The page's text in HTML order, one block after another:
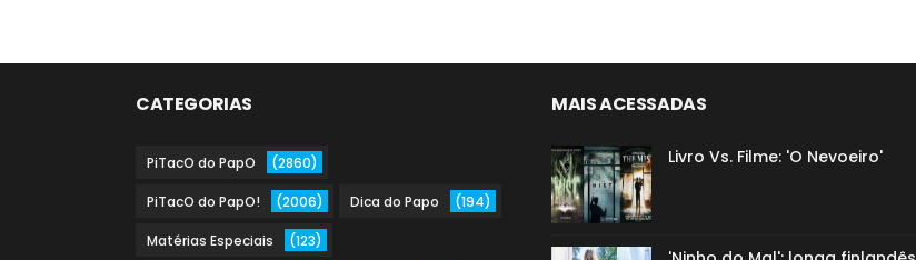
CATEGORIAS
PiTacO do PapO (2860)
PiTacO do PapO! (2006) Dica do Papo (194)
Matérias Especiais (123)
MAIS ACESSADAS
Livro Vs. Filme: 'O Nevoeiro'